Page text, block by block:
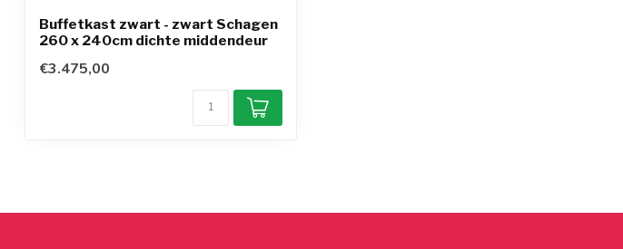
Buffetkast zwart - zwart Schagen
260 x 240cm dichte middendeur
€3.475,00